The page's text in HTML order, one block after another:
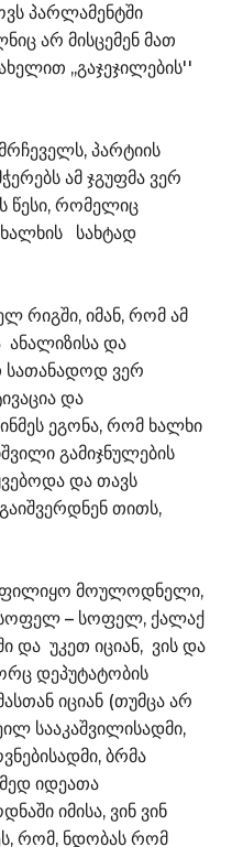
პარლამენტში
არ მისცემენ მათ
,,გაჯეჯილების''
პარტიის
ამ ჯგუფმა ვერ
წესი, რომელიც
ხალხის სახტად
რიგში, იმან, რომ ამ
და
სათანადოდ ვერ
და
ეგონა, რომ ხალხი
გამიჯნულების
და თავს
თითს,
მოულოდნელი,
– სოფელ, ქალაქ
და უკეთ იციან, ვის და
დეპუტატობის
იციან (თუმცა არ
სააკაშვილისადმი,
ბრმა
იდეათა
იმისა, ვინ ვინ
რომ, ნდობას რომ